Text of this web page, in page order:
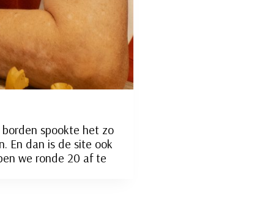
spookte het zo
En dan is de site ook
we ronde 20 af te